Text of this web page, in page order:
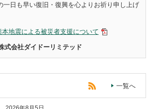
一日も早い復旧・復興を心よりお祈り申し上げ
本地震による被災者支援について
式会社ダイドーリミテッド
一覧へ